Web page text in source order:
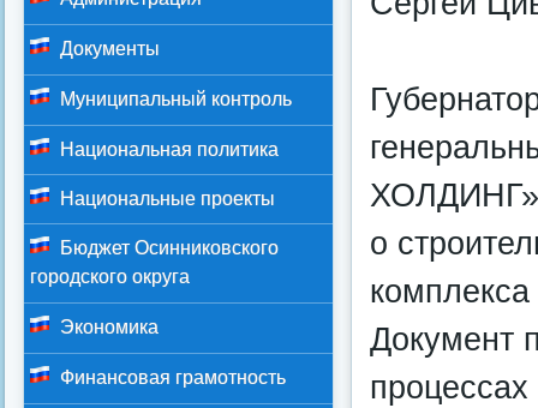
ХОЛДИНГ»
о
Документ
процессах
Документы
Муниципальный контроль
Национальная политика
Национальные проекты
Бюджет Осинниковского
городского округа
Экономика
Финансовая грамотность